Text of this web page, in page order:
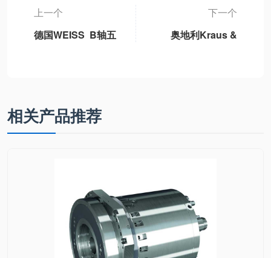
上一个
德国WEISS B轴五
重型B轴、3DB6通
用型B轴
下一个
奥地利Kraus &
相关产品推荐